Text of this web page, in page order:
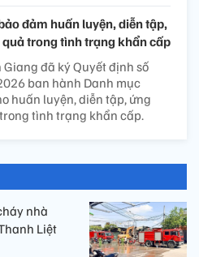
đảm huấn luyện, diễn tập,
trong tình trạng khẩn cấp
đã ký Quyết định số
ban hành Danh mục
huấn luyện, diễn tập, ứng
tình trạng khẩn cấp.
nhà
Liệt